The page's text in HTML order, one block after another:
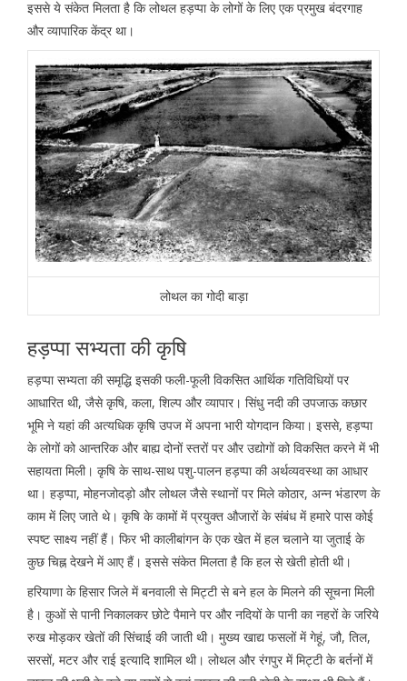
इससे ये संकेत मिलता है कि लोथल हड़प्पा के लोगों के लिए एक प्रमुख बंदरगाह
और व्यापारिक केंद्र था।
लोथल का गोदी बाड़ा
हड़प्पा सभ्यता की कृषि
हड़प्पा सभ्यता की समृद्धि इसकी फली-फूली विकसित आर्थिक गतिविधियों पर
आधारित थी, जैसे कृषि, कला, शिल्प और व्यापार। सिंधु नदी की उपजाऊ कछार
भूमि ने यहां की अत्यधिक कृषि उपज में अपना भारी योगदान किया। इससे, हड़प्पा
के लोगों को आन्तरिक और बाह्य दोनों स्तरों पर और उद्योगों को विकसित करने में भी
सहायता मिली। कृषि के साथ-साथ पशु-पालन हड़प्पा की अर्थव्यवस्था का आधार
था। हड़प्पा, मोहनजोदड़ो और लोथल जैसे स्थानों पर मिले कोठार, अन्न भंडारण के
काम में लिए जाते थे। कृषि के कामों में प्रयुक्त औजारों के संबंध में हमारे पास कोई
स्पष्ट साक्ष्य नहीं हैं। फिर भी कालीबांगन के एक खेत में हल चलाने या जुताई के
कुछ चिह्न देखने में आए हैं। इससे संकेत मिलता है कि हल से खेती होती थी।
हरियाणा के हिसार जिले में बनवाली से मिट्टी से बने हल के मिलने की सूचना मिली
है। कुओं से पानी निकालकर छोटे पैमाने पर और नदियों के पानी का नहरों के जरिये
रुख मोड़कर खेतों की सिंचाई की जाती थी। मुख्य खाद्य फसलों में गेहूं, जौ, तिल,
सरसों, मटर और राई इत्यादि शामिल थी। लोथल और रंगपुर में मिट्टी के बर्तनों में